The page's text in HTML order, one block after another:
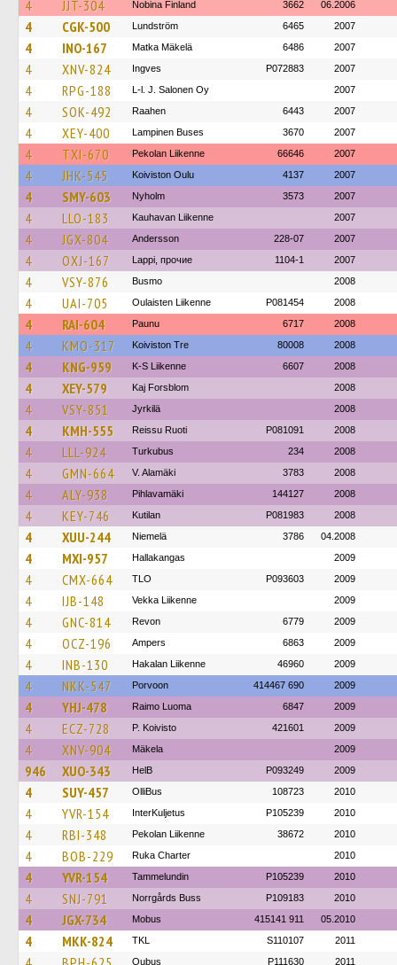
4 JJT-304 Nobina Finland 3662 06.2006
4 CGK-500 Lundström 6465 2007
4 INO-167 Matka Mäkelä 6486 2007
4 XNV-824 Ingves P072883 2007
4 RPG-188 L-l. J. Salonen Oy 2007
4 SOK-492 Raahen 6443 2007
4 XEY-400 Lampinen Buses 3670 2007
4 TXI-670 Pekolan Liikenne 66646 2007
4 JHK-545 Koiviston Oulu 4137 2007
4 SMY-603 Nyholm 3573 2007
4 LLO-183 Kauhavan Liikenne 2007
4 JGX-804 Andersson 228-07 2007
4 OXJ-167 Lappi, прочие 1104-1 2007
4 VSY-876 Busmo 2008
4 UAI-705 Oulaisten Liikenne P081454 2008
4 RAI-604 Paunu 6717 2008
4 KMO-317 Koiviston Tre 80008 2008
4 KNG-959 K-S Liikenne 6607 2008
4 XEY-579 Kaj Forsblom 2008
4 VSY-851 Jyrkilä 2008
4 KMH-555 Reissu Ruoti P081091 2008
4 LLL-924 Turkubus 234 2008
4 GMN-664 V. Alamäki 3783 2008
4 ALY-938 Pihlavamäki 144127 2008
4 KEY-746 Kutilan P081983 2008
4 XUU-244 Niemelä 3786 04.2008
4 MXI-957 Hallakangas 2009
4 CMX-664 TLO P093603 2009
4 IJB-148 Vekka Liikenne 2009
4 GNC-814 Revon 6779 2009
4 OCZ-196 Ampers 6863 2009
4 INB-130 Hakalan Liikenne 46960 2009
4 NKK-547 Porvoon 414467 690 2009
4 YHJ-478 Raimo Luoma 6847 2009
4 ECZ-728 P. Koivisto 421601 2009
4 XNV-904 Mäkela 2009
946 XUO-343 HelB P093249 2009
4 SUY-457 OlliBus 108723 2010
4 YVR-154 InterKuljetus P105239 2010
4 RBI-348 Pekolan Liikenne 38672 2010
4 BOB-229 Ruka Charter 2010
4 YVR-154 Tammelundin P105239 2010
4 SNJ-791 Norrgårds Buss P109183 2010
4 JGX-734 Mobus 415141 911 05.2010
4 MKK-824 TKL S110107 2011
Oubus P111630 2011